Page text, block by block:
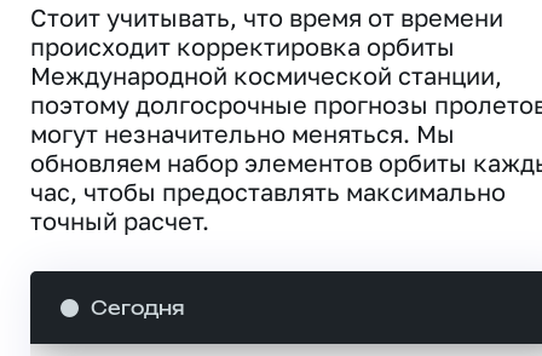
Стоит учитывать, что время от времени
происходит корректировка орбиты
Международной космической станции,
поэтому долгосрочные прогнозы
могут незначительно меняться. Мы
обновляем набор элементов орбиты
час, чтобы предоставлять максимально
точный расчет.
Сегодня